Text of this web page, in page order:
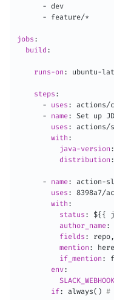
- dev
- feature/*
jobs :
build :
runs-on : ubuntu-
steps :
-
uses :
actions/
-
name:
Set up
uses : actions/
with :
java-version :
distribution :
- name: action-
uses : 8398a7/
with :
status : ${{
author_name:
fields : repo,
mention :
here
if_mention :
env:
if: always() #